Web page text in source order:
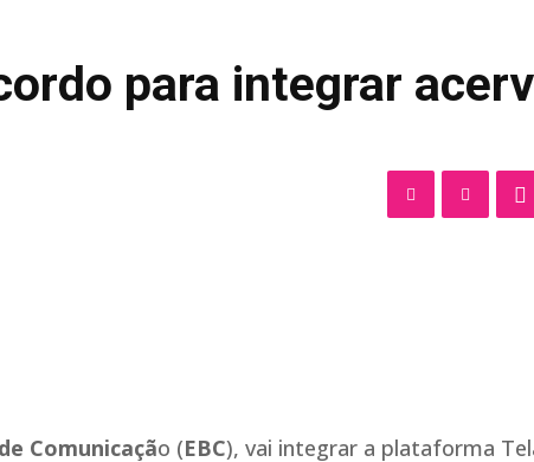
para integrar
Comunicação (EBC), vai integrar a plataforma